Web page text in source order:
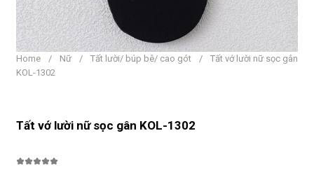
Home / Nữ / Tất lười/ búp bê/ cao gót /
Tất vớ lười nữ sọc gân
KOL-1302
Tất vớ lười nữ sọc gân KOL-1302